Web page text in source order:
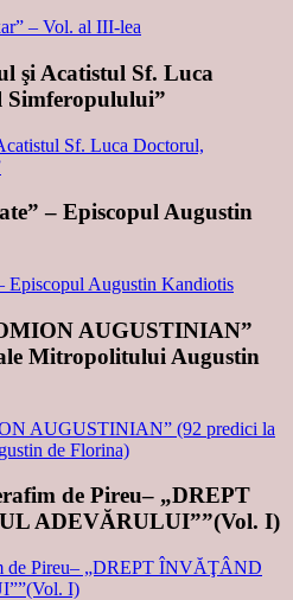
şi Acatistul Sf. Luca
Simferopulului”
– Episcopul Augustin
AUGUSTINIAN”
Mitropolitului Augustin
de Pireu– „DREPT
ADEVĂRULUI””(Vol. I)